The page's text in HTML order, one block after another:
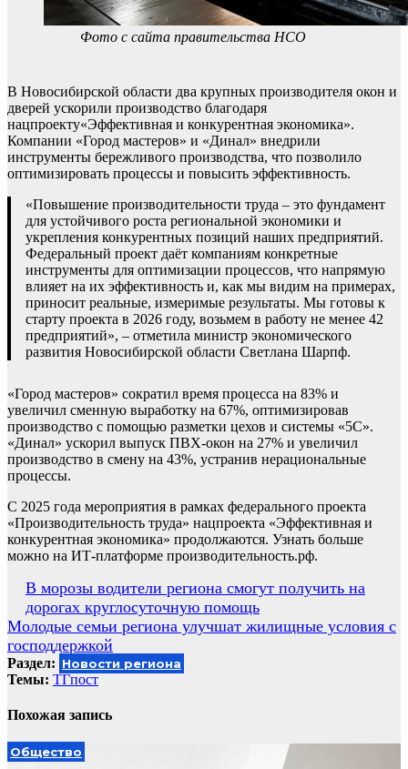
Фото с сайта правительства НСО
В Новосибирской области два крупных производителя окон и
дверей ускорили производство благодаря
нацпроекту«Эффективная и конкурентная экономика».
Компании «Город мастеров» и «Динал» внедрили
инструменты бережливого производства, что позволило
оптимизировать процессы и повысить эффективность.
«Повышение производительности труда – это фундамент
для устойчивого роста региональной экономики и
укрепления конкурентных позиций наших предприятий.
Федеральный проект даёт компаниям конкретные
инструменты для оптимизации процессов, что напрямую
влияет на их эффективность и, как мы видим на примерах,
приносит реальные, измеримые результаты. Мы готовы к
старту проекта в 2026 году, возьмем в работу не менее 42
предприятий», – отметила министр экономического
развития Новосибирской области Светлана Шарпф.
«Город мастеров» сократил время процесса на 83% и
увеличил сменную выработку на 67%, оптимизировав
производство с помощью разметки цехов и системы «5С».
«Динал» ускорил выпуск ПВХ-окон на 27% и увеличил
производство в смену на 43%, устранив нерациональные
процессы.
С 2025 года мероприятия в рамках федерального проекта
«Производительность труда» нацпроекта «Эффективная и
конкурентная экономика» продолжаются. Узнать больше
можно на ИТ-платформе производительность.рф.
Навигация
по
записям
В морозы водители региона смогут получить на
дорогах круглосуточную помощь
Молодые семьи региона улучшат жилищные условия с
господдержкой
Раздел: Новости региона
Темы: ТГпост
Похожая запись
Общество